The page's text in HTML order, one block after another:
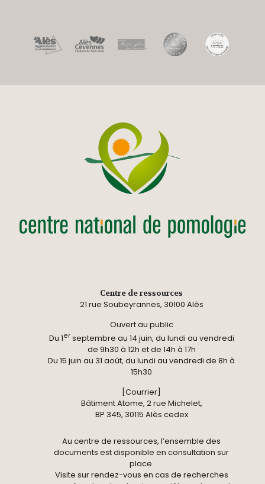
Centre de ressources
21 rue Soubeyrannes, 30100 Alès
Ouvert au public
Du 1erseptembre au 14 juin, du lundi au vendredi
de 9h30 à 12h et de 14h à 17h
Du 15 juin au 31 août, du lundi au vendredi de 8h à
15h30
[Courrier]
Bâtiment Atome, 2 rue Michelet,
BP 345, 30115 Alès cedex
Au centre de ressources, l’ensemble des
documents est disponible en consultation sur
place.
Visite sur rendez-vous en cas de recherches